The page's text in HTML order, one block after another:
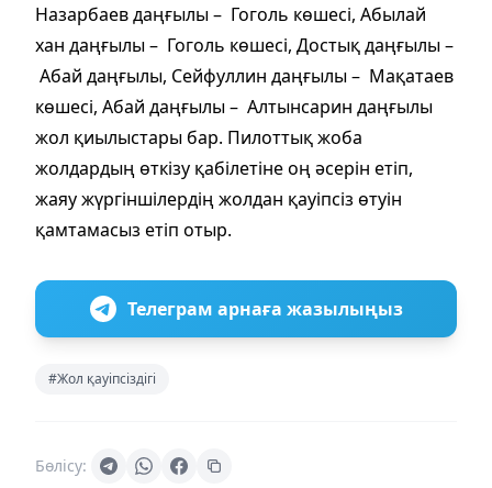
Назарбаев даңғылы – Гоголь көшесі, Абылай
хан даңғылы – Гоголь көшесі, Достық даңғылы –
Абай даңғылы, Сейфуллин даңғылы – Мақатаев
көшесі, Абай даңғылы – Алтынсарин даңғылы
жол қиылыстары бар. Пилоттық жоба
жолдардың өткізу қабілетіне оң әсерін етіп,
жаяу жүргіншілердің жолдан қауіпсіз өтуін
қамтамасыз етіп отыр.
Телеграм арнаға жазылыңыз
#Жол қауіпсіздігі
Бөлісу: